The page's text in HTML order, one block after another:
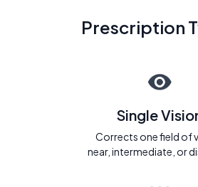
Prescription
Single
Corrects one field of
near, intermediate, or